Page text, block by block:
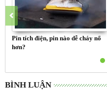
Pin tích điện, pin nào dễ cháy nổ
hơn?
BÌNH LUẬN